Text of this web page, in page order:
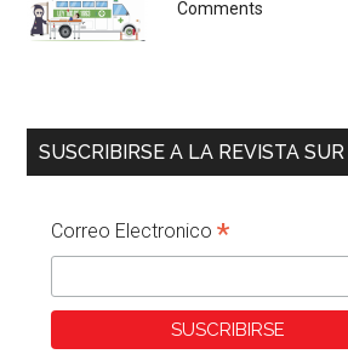
Comments
SUSCRIBIRSE A LA REVISTA SUR
Correo Electronico*